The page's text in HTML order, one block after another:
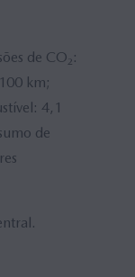
de CO₂:
km;
4,1
de